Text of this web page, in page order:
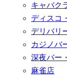
キャバク
ディスコ
デリバリ
カジノバ
深夜バー
麻雀店